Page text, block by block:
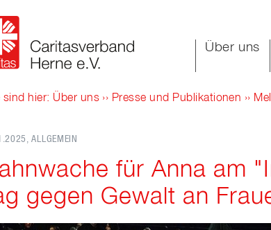
Über uns
sind hier: Über uns ›› Presse und Publikationen ››
, ALLGEMEIN
für Anna am
gegen Gewalt an